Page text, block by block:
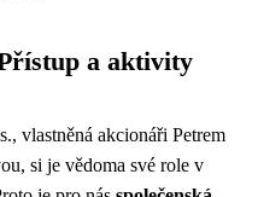
a aktivity
vlastněná akcionáři Petrem
si je vědoma své role v